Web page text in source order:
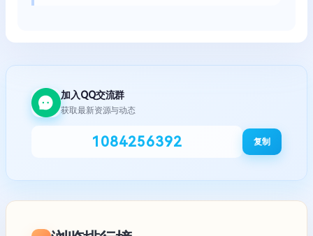
加入QQ交流群
获取最新资源与动态
1084256392 复制